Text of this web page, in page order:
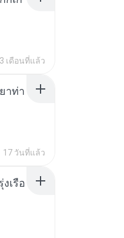
3 เดือนที่แล้ว
าท่า
17 วันที่แล้ว
เรือ